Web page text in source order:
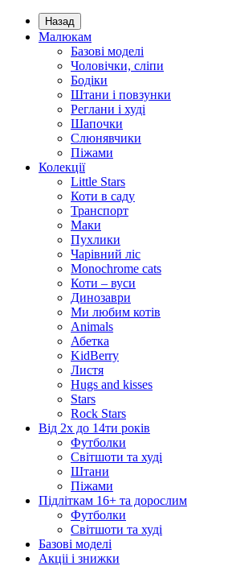
Назад
Малюкам
Базові моделі
Чоловічки, сліпи
Бодіки
Штани і повзунки
Реглани і худі
Шапочки
Слюнявчики
Піжами
Колекції
Little Stars
Коти в саду
Транспорт
Маки
Пухлики
Чарівний ліс
Monochrome cats
Коти – вуси
Динозаври
Ми любим котів
Animals
Абетка
KidBerry
Листя
Hugs and kisses
Stars
Rock Stars
Від 2х до 14ти років
Футболки
Світшоти та худі
Штани
Піжами
Підліткам 16+ та дорослим
Футболки
Світшоти та худі
Базові моделі
Акціі і знижки